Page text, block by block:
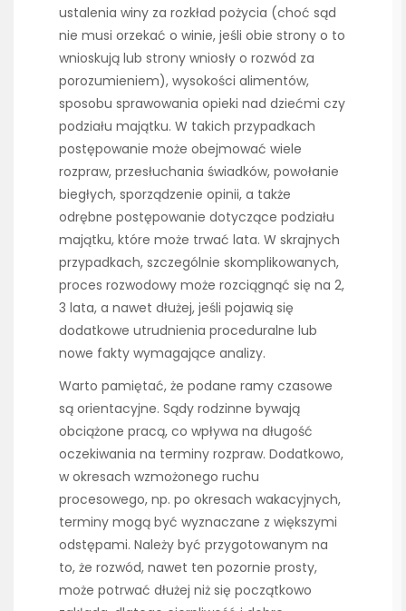
ustalenia winy za rozkład pożycia (choć sąd
nie musi orzekać o winie, jeśli obie strony o to
wnioskują lub strony wniosły o rozwód za
porozumieniem), wysokości alimentów,
sposobu sprawowania opieki nad dziećmi czy
podziału majątku. W takich przypadkach
postępowanie może obejmować wiele
rozpraw, przesłuchania świadków, powołanie
biegłych, sporządzenie opinii, a także
odrębne postępowanie dotyczące podziału
majątku, które może trwać lata. W skrajnych
przypadkach, szczególnie skomplikowanych,
proces rozwodowy może rozciągnąć się na 2,
3 lata, a nawet dłużej, jeśli pojawią się
dodatkowe utrudnienia proceduralne lub
nowe fakty wymagające analizy.
Warto pamiętać, że podane ramy czasowe
są orientacyjne. Sądy rodzinne bywają
obciążone pracą, co wpływa na długość
oczekiwania na terminy rozpraw. Dodatkowo,
w okresach wzmożonego ruchu
procesowego, np. po okresach wakacyjnych,
terminy mogą być wyznaczane z większymi
odstępami. Należy być przygotowanym na
to, że rozwód, nawet ten pozornie prosty,
może potrwać dłużej niż się początkowo